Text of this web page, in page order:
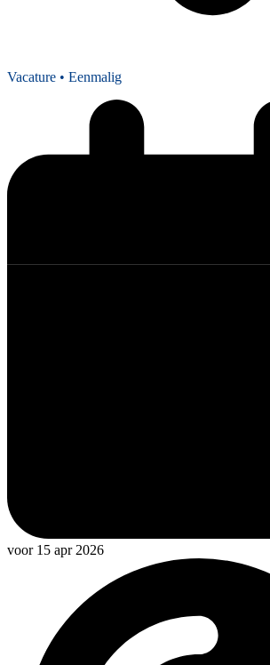
Vacature • Eenmalig
voor 15 apr 2026